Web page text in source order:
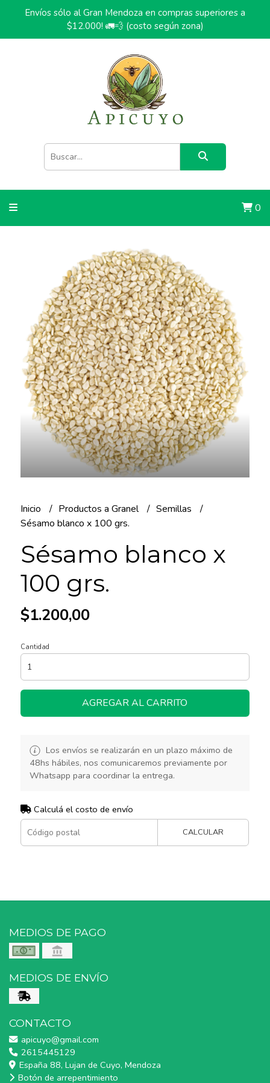
Envíos sólo al Gran Mendoza en compras superiores a
$12.000! 🚛💨 (costo según zona)
0
Inicio Productos a Granel
Semillas
Sésamo blanco x 100 grs.
Sésamo blanco x
100 grs.
$1.200,00
Cantidad
AGREGAR AL CARRITO
Los envíos se realizarán en un plazo máximo de
48hs hábiles, nos comunicaremos previamente por
Whatsapp para coordinar la entrega.
Calculá el costo de envío
CALCULAR
MEDIOS DE PAGO
MEDIOS DE ENVÍO
CONTACTO
apicuyo@gmail.com
2615445129
España 88, Lujan de Cuyo, Mendoza
Botón de arrepentimiento